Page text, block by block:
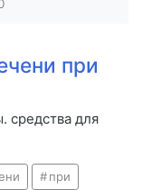
при
средства для
при